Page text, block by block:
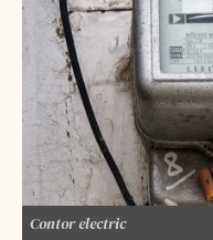
Contor electric